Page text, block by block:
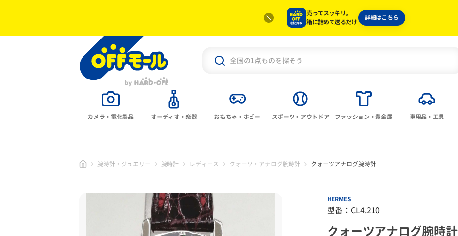
売ってスッキリ。
箱に詰めて送るだけ
詳細はこちら
カメラ・電化製品 オーディオ・楽器 おもちゃ・ホビー スポーツ・アウトドア ファッション・貴金属 車用品・工具
腕時計・ジュエリー 腕時計 レディース クォーツ・アナログ腕時計 クォーツアナログ腕時計
HERMES
型番：CL4.210
クォーツアナログ腕時計